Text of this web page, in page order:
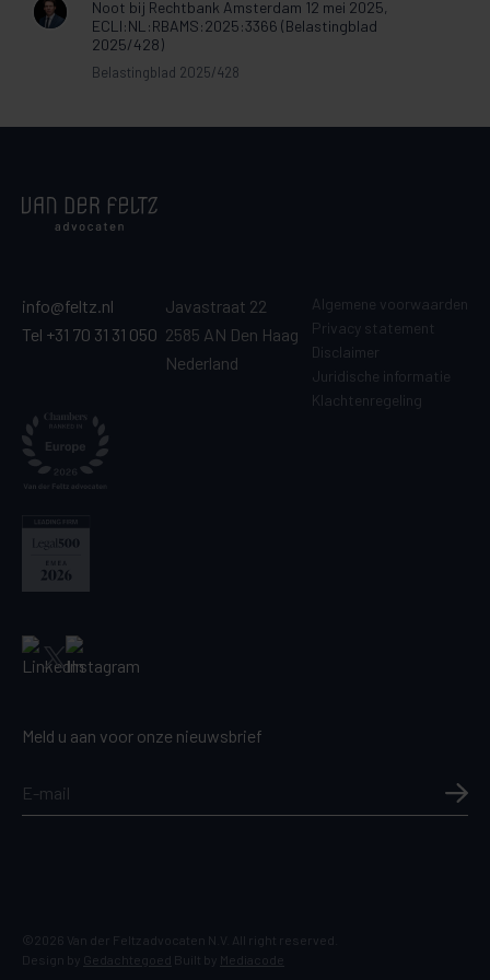
Noot bij Rechtbank Amsterdam 12 mei 2025,
ECLI:NL:RBAMS:2025:3366 (Belastingblad
2025/428)
Belastingblad 2025/428
info@feltz.nl
Tel +31 70 31 31 050
Javastraat 22
2585 AN Den Haag
Nederland
Algemene voorwaarden
Privacy statement
Disclaimer
Juridische informatie
Klachtenregeling
Meld u aan voor onze nieuwsbrief
©2026 Van der Feltz advocaten N.V. All right reserved.
Design by
Gedachtegoed Built by Mediacode